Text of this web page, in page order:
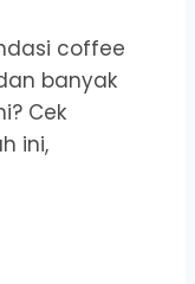
coffee
banyak
Cek
ini,